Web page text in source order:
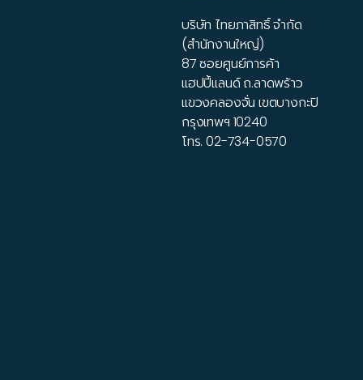
บริษัท ไทยภาสิทธิ์ จำกัด
(สำนักงานใหญ่)
87 ซอยศูนย์การค้า
แฮปปี้แลนด์ ถ.ลาดพร้าว
แขวงคลองจั่น เขตบางกะปิ
กรุงเทพฯ 10240
โทร.02-734-0570